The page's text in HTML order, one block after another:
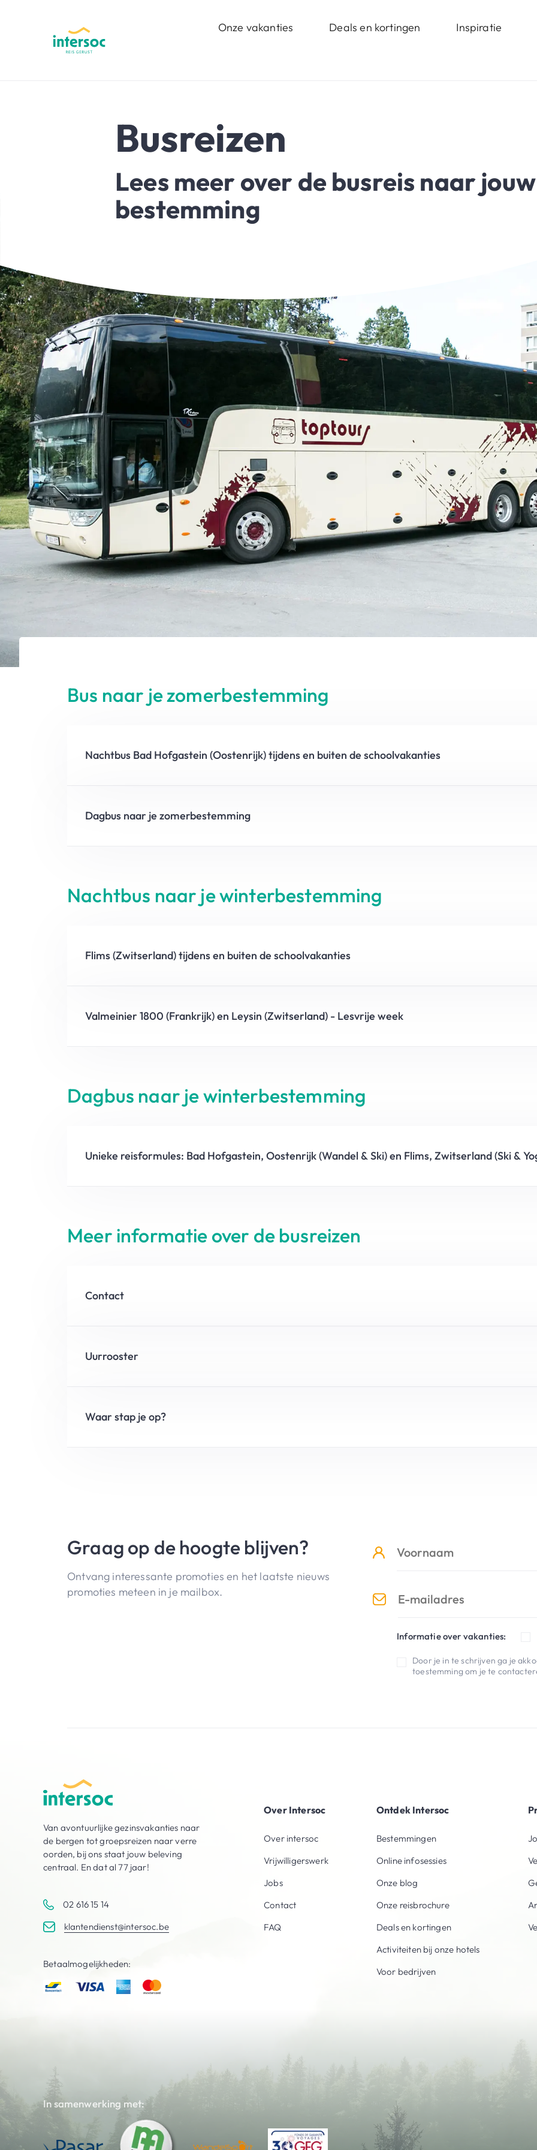
Onze vakanties Deals en kortingen Inspiratie
Busreizen
Lees meer over de busreis naar jouw
bestemming
Bus naar je zomerbestemming
Nachtbus Bad Hofgastein (Oostenrijk) tijdens en buiten de schoolvakanties
Dagbus naar je zomerbestemming
Nachtbus naar je winterbestemming
Flims (Zwitserland) tijdens en buiten de schoolvakanties
Valmeinier 1800 (Frankrijk) en Leysin (Zwitserland) - Lesvrije week
Dagbus naar je winterbestemming
Unieke reisformules: Bad Hofgastein, Oostenrijk (Wandel & Ski) en Flims, Zwitserland (Ski &
Meer informatie over de busreizen
Contact
Uurrooster
Waar stap je op?
Graag op de hoogte blijven?
Ontvang interessante promoties en het laatste nieuws
promoties meteen in je mailbox.
Informatie over vakanties:
Door je in te schrijven ga je
toestemming om je te
Van avontuurlijke gezinsvakanties naar
de bergen tot groepsreizen naar verre
oorden, bij ons staat jouw beleving
centraal. En dat al 77 jaar!
02 616 15 14
klantendienst@intersoc.be
Betaalmogelijkheden:
Over Intersoc
Over intersoc
Vrijwilligerswerk
Jobs
Contact
FAQ
Ontdek Intersoc
Bestemmingen
Online infosessies
Onze blog
Onze reisbrochure
Deals en kortingen
Activiteiten bij onze hotels
Voor bedrijven
In samenwerking met: